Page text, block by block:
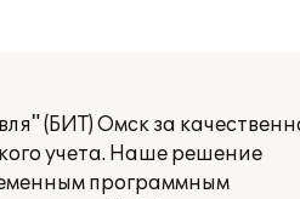
(БИТ) Омск за
учета. Наше решение
программным